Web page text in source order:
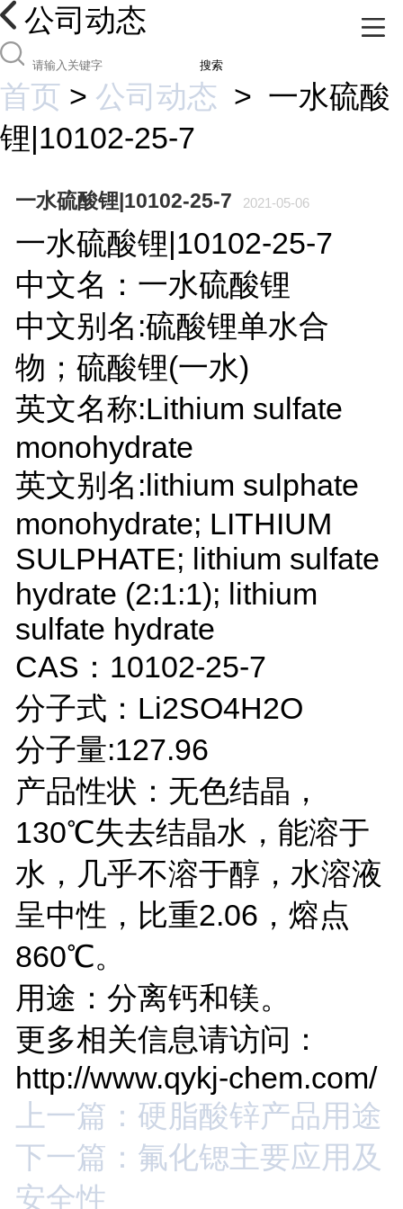
公司动态
搜索
首页 > 公司动态 > 一水硫酸
锂|10102-25-7
一水硫酸锂|10102-25-7 2021-05-06
一水硫酸锂|10102-25-7
中文名：一水硫酸锂
中文别名:硫酸锂单水合
物；硫酸锂(一水)
英文名称:Lithium sulfate
monohydrate
英文别名:lithium sulphate
monohydrate; LITHIUM
SULPHATE; lithium sulfate
hydrate (2:1:1); lithium
sulfate hydrate
CAS：10102-25-7
分子式：Li2SO4H2O
分子量:127.96
产品性状：无色结晶，
130℃失去结晶水，能溶于
水，几乎不溶于醇，水溶液
呈中性，比重2.06，熔点
860℃。
用途：分离钙和镁。
更多相关信息请访问：
http://www.qykj-chem.com/
上一篇：硬脂酸锌产品用途
下一篇：氟化锶主要应用及
安全性